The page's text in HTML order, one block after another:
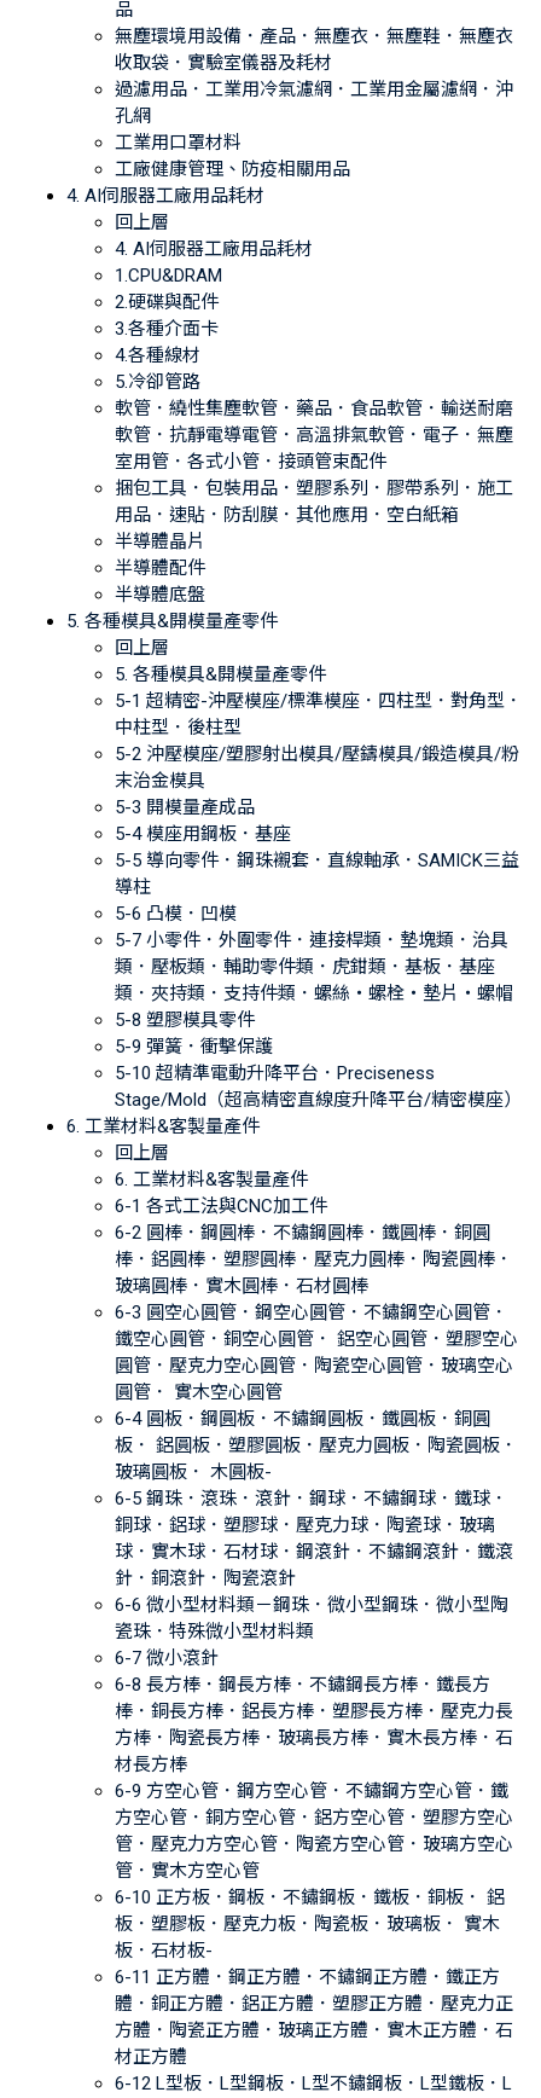
品
無塵環境用設備．產品．無塵衣．無塵鞋．無塵衣
收取袋．實驗室儀器及耗材
過濾用品．工業用冷氣濾網．工業用金屬濾網．沖
孔網
工業用口罩材料
工廠健康管理、防疫相關用品
4. AI伺服器工廠用品耗材
回上層
4. AI伺服器工廠用品耗材
1.CPU&DRAM
2.硬碟與配件
3.各種介面卡
4.各種線材
5.冷卻管路
軟管．繞性集塵軟管．藥品．食品軟管．輸送耐磨
軟管．抗靜電導電管．高溫排氣軟管．電子．無塵
室用管．各式小管．接頭管束配件
捆包工具．包裝用品．塑膠系列．膠帶系列．施工
用品．速貼．防刮膜．其他應用．空白紙箱
半導體晶片
半導體配件
半導體底盤
5. 各種模具&開模量產零件
回上層
5. 各種模具&開模量產零件
5-1 超精密-沖壓模座/標準模座．四柱型．對角型．
中柱型．後柱型
5-2 沖壓模座/塑膠射出模具/壓鑄模具/鍛造模具/粉
末治金模具
5-3 開模量產成品
5-4 模座用鋼板．基座
5-5 導向零件．鋼珠襯套．直線軸承．SAMICK三益
導柱
5-6 凸模．凹模
5-7 小零件．外圍零件．連接桿類．墊塊類．治具
類．壓板類．輔助零件類．虎鉗類．基板．基座
類．夾持類．支持件類．螺絲‧螺栓‧墊片‧螺帽
5-8 塑膠模具零件
5-9 彈簧．衝擊保護
5-10 超精準電動升降平台．Preciseness
Stage/Mold（超高精密直線度升降平台/精密模座）
6. 工業材料&客製量產件
回上層
6. 工業材料&客製量產件
6-1 各式工法與CNC加工件
6-2 圓棒．鋼圓棒．不鏽鋼圓棒．鐵圓棒．銅圓
棒．鋁圓棒．塑膠圓棒．壓克力圓棒．陶瓷圓棒．
玻璃圓棒．實木圓棒．石材圓棒
6-3 圓空心圓管．鋼空心圓管．不鏽鋼空心圓管．
鐵空心圓管．銅空心圓管． 鋁空心圓管．塑膠空心
圓管．壓克力空心圓管．陶瓷空心圓管．玻璃空心
圓管． 實木空心圓管
6-4 圓板．鋼圓板．不鏽鋼圓板．鐵圓板．銅圓
板． 鋁圓板．塑膠圓板．壓克力圓板．陶瓷圓板．
玻璃圓板． 木圓板-
6-5 鋼珠．滾珠．滾針．鋼球．不鏽鋼球．鐵球．
銅球．鋁球．塑膠球．壓克力球．陶瓷球．玻璃
球．實木球．石材球．鋼滾針．不鏽鋼滾針．鐵滾
針．銅滾針．陶瓷滾針
6-6 微小型材料類－鋼珠．微小型鋼珠．微小型陶
瓷珠．特殊微小型材料類
6-7 微小滾針
6-8 長方棒．鋼長方棒．不鏽鋼長方棒．鐵長方
棒．銅長方棒．鋁長方棒．塑膠長方棒．壓克力長
方棒．陶瓷長方棒．玻璃長方棒．實木長方棒．石
材長方棒
6-9 方空心管．鋼方空心管．不鏽鋼方空心管．鐵
方空心管．銅方空心管．鋁方空心管．塑膠方空心
管．壓克力方空心管．陶瓷方空心管．玻璃方空心
管．實木方空心管
6-10 正方板．鋼板．不鏽鋼板．鐵板．銅板． 鋁
板．塑膠板．壓克力板．陶瓷板．玻璃板． 實木
板．石材板-
6-11 正方體．鋼正方體．不鏽鋼正方體．鐵正方
體．銅正方體．鋁正方體．塑膠正方體．壓克力正
方體．陶瓷正方體．玻璃正方體．實木正方體．石
材正方體
6-12 L型板．L型鋼板．L型不鏽鋼板．L型鐵板．L